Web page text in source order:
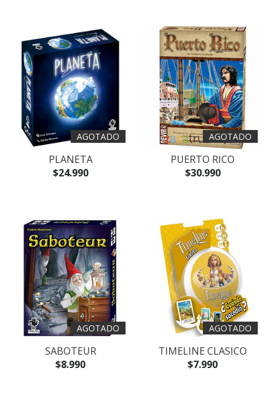
AGOTADO
PLANETA
$24.990
AGOTADO
PUERTO RICO
$30.990
AGOTADO
SABOTEUR
$8.990
AGOTADO
TIMELINE CLASICO
$7.990